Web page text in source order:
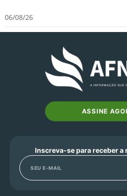
06/08/26
ASSINE
Inscreva-se para receber a